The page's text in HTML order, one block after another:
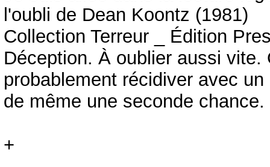
l'oubli de Dean Koontz (1981)
Collection Terreur _ Édition
Déception. À oublier aussi
probablement récidiver avec
de même une seconde chance.
+